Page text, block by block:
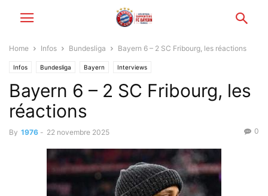
Home Infos Bundesliga Bayern 6 – 2 SC Fribourg, les réactions
Infos Bundesliga Bayern Interviews
Bayern 6 – 2 SC Fribourg, les
réactions
By 1976 - 22 novembre 2025 0